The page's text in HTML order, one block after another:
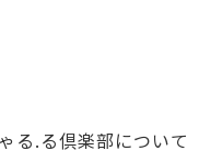
る.る倶楽部について